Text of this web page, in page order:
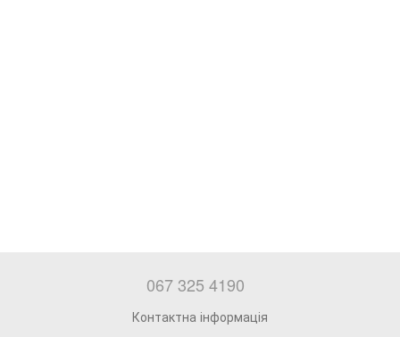
067 325 4190
Контактна інформація